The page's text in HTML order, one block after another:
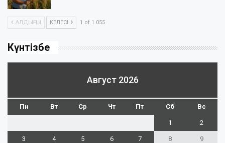
АЛДЫҢҒЫ КЕЛЕСІ 1 of 1 055
Күнтізбе
Август 2026
Пн Вт Ср Чт Пт Сб Вс
1 2
3 4 5 6 7 8 9